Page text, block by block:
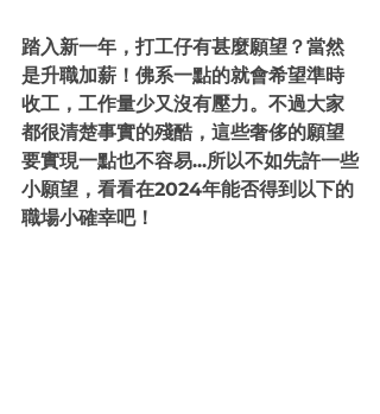
踏入新一年，打工仔有甚麼願望？當然
是升職加薪！佛系一點的就會希望準時
收工，工作量少又沒有壓力。不過大家
都很清楚事實的殘酷，這些奢侈的願望
要實現一點也不容易...所以不如先許一些
小願望，看看在2024年能否得到以下的
職場小確幸吧！